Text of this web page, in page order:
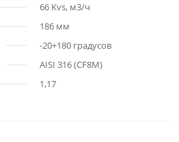
66 Kvs, м3/ч
186 мм
-20+180 градусов
AISI 316 (CF8M)
1,17